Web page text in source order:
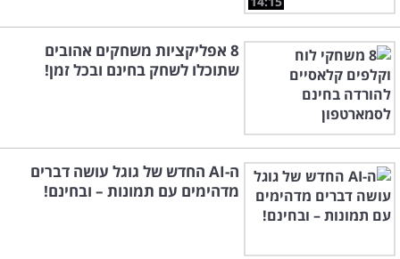
8 אפליקציות משחקים אהובים
שתוכלו לשחק בחינם ובכל זמן!
ה-AI החדש של גוגל עושה דברים
מדהימים עם תמונות – ובחינם!